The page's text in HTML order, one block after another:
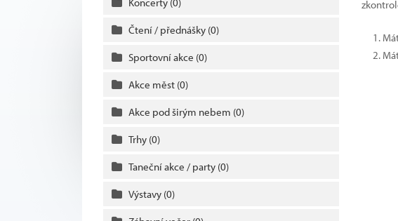
Čtení / přednášky (0)
Sportovní akce (0)
Akce měst (0)
Akce pod širým nebem (0)
Trhy (0)
Taneční akce / party (0)
Výstavy (0)